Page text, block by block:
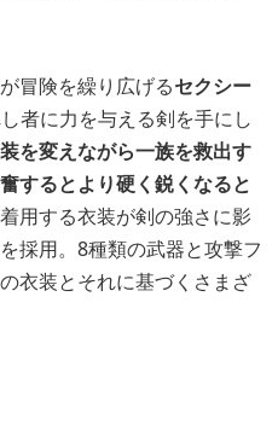
冒険を繰り広げるセクシー
者に力を与える剣を手にし
を変えながら一族を救出す
するとより硬く鋭くなると
用する衣装が剣の強さに影
採用。8種類の武器と攻撃フ
衣装とそれに基づくさまざ